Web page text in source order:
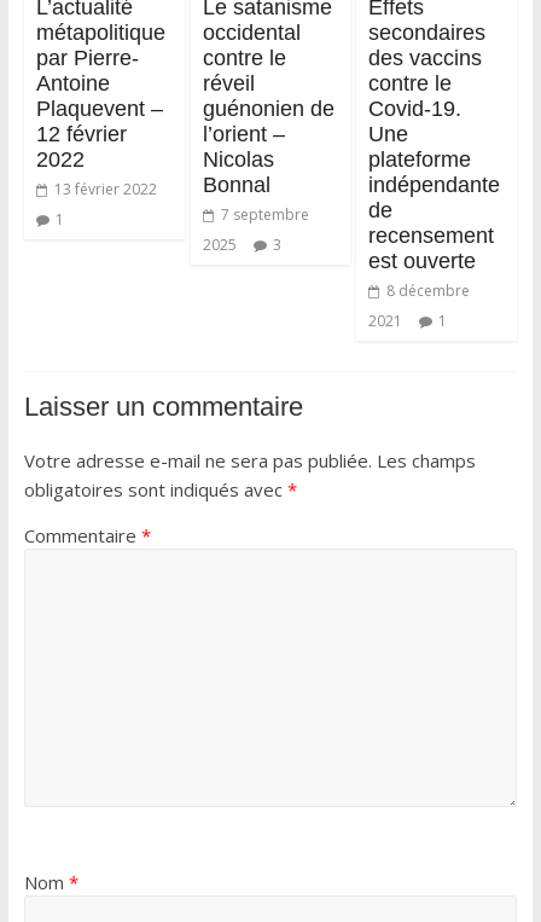
L’actualité
métapolitique
par Pierre-
Antoine
Plaquevent –
12 février
2022
13 février 2022
1
Le satanisme
occidental
contre le
réveil
guénonien de
l’orient –
Nicolas
Bonnal
7 septembre
2025
3
Effets
secondaires
des vaccins
contre le
Covid-19.
Une
plateforme
indépendante
de
recensement
est ouverte
8 décembre
2021
1
Laisser un commentaire
Votre adresse e-mail ne sera pas publiée. Les champs
obligatoires sont indiqués avec *
Commentaire *
Nom *